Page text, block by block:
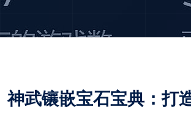
神武镶嵌宝石宝典：打